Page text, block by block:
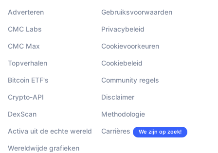
Adverteren
CMC Labs
CMC Max
Topverhalen
Bitcoin ETF's
Crypto-API
DexScan
Activa uit de echte wereld
Wereldwijde grafieken
Gebruiksvoorwaarden
Privacybeleid
Cookievoorkeuren
Cookiebeleid
Community regels
Disclaimer
Methodologie
Carrières We zijn op zoek!